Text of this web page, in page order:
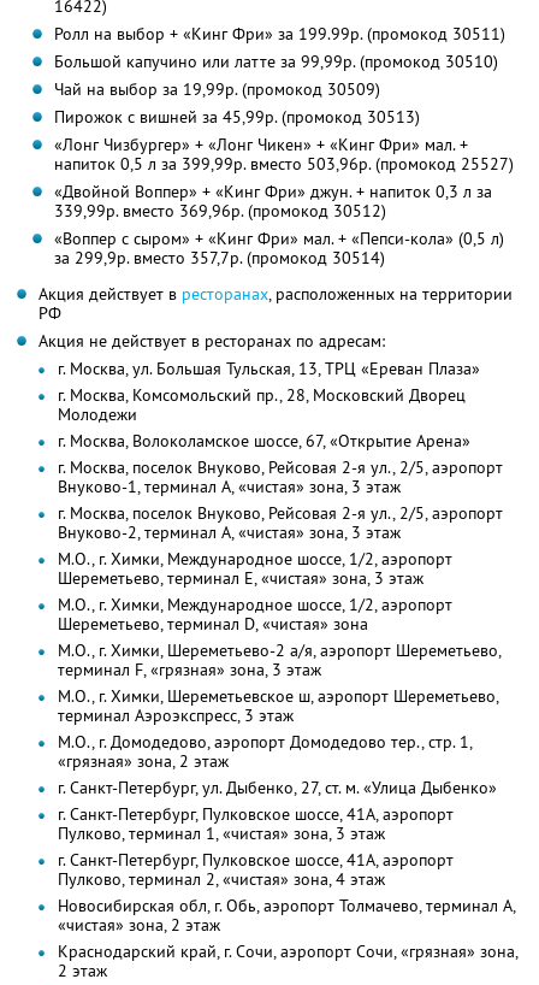
16422)
Ролл на выбор + «Кинг Фри» за 199.99р. (промокод 30511)
Большой капучино или латте за 99,99р. (промокод 30510)
Чай на выбор за 19,99р. (промокод 30509)
Пирожок с вишней за 45,99р. (промокод 30513)
«Лонг Чизбургер» + «Лонг Чикен» + «Кинг Фри» мал. +
напиток 0,5 л за 399,99р. вместо 503,96р. (промокод 25527)
«Двойной Воппер» + «Кинг Фри» джун. + напиток 0,3 л за
339,99р. вместо 369,96р. (промокод 30512)
«Воппер с сыром» + «Кинг Фри» мал. + «Пепси-кола» (0,5 л)
за 299,9р. вместо 357,7р. (промокод 30514)
Акция действует в ресторанах, расположенных на территории
РФ
Акция не действует в ресторанах по адресам:
г. Москва, ул. Большая Тульская, 13, ТРЦ «Ереван Плаза»
г. Москва, Комсомольский пр., 28, Московский Дворец
Молодежи
г. Москва, Волоколамское шоссе, 67, «Открытие Арена»
г. Москва, поселок Внуково, Рейсовая 2-я ул., 2/5, аэропорт
Внуково-1, терминал A, «чистая» зона, 3 этаж
г. Москва, поселок Внуково, Рейсовая 2-я ул., 2/5, аэропорт
Внуково-2, терминал A, «чистая» зона, 3 этаж
М.О., г. Химки, Международное шоссе, 1/2, аэропорт
Шереметьево, терминал E, «чистая» зона, 3 этаж
М.О., г. Химки, Международное шоссе, 1/2, аэропорт
Шереметьево, терминал D, «чистая» зона
М.О., г. Химки, Шереметьево-2 а/я, аэропорт Шереметьево,
терминал F, «грязная» зона, 3 этаж
М.О., г. Химки, Шереметьевское ш, аэропорт Шереметьево,
терминал Аэроэкспресс, 3 этаж
М.О., г. Домодедово, аэропорт Домодедово тер., стр. 1,
«грязная» зона, 2 этаж
г. Санкт-Петербург, ул. Дыбенко, 27, ст. м. «Улица Дыбенко»
г. Санкт-Петербург, Пулковское шоссе, 41А, аэропорт
Пулково, терминал 1, «чистая» зона, 3 этаж
г. Санкт-Петербург, Пулковское шоссе, 41А, аэропорт
Пулково, терминал 2, «чистая» зона, 4 этаж
Новосибирская обл, г. Обь, аэропорт Толмачево, терминал А,
«чистая» зона, 2 этаж
Краснодарский край, г. Сочи, аэропорт Сочи, «грязная» зона,
2 этаж